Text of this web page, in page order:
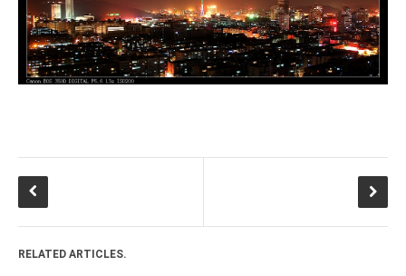
RELATED ARTICLES.